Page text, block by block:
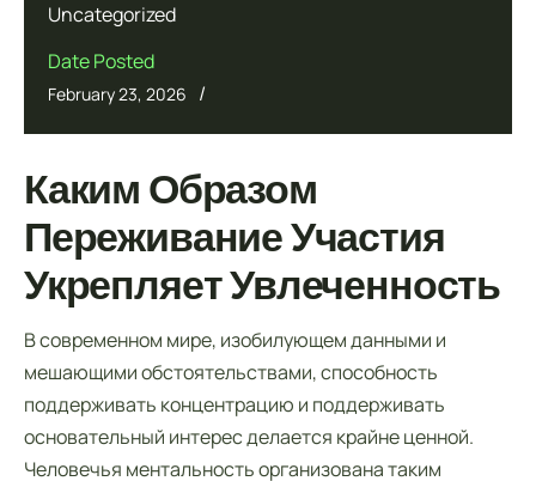
Uncategorized
Date Posted
February 23, 2026 /
Каким Образом
Переживание Участия
Укрепляет Увлеченность
В современном мире, изобилующем данными и
мешающими обстоятельствами, способность
поддерживать концентрацию и поддерживать
основательный интерес делается крайне ценной.
Человечья ментальность организована таким